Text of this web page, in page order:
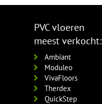
PVC vloeren
meest verkocht:
Ambiant
Moduleo
VivaFloors
Therdex
QuickStep